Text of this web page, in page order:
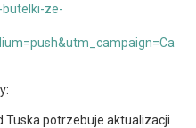
ze-
Tuska potrzebuje aktualizacji